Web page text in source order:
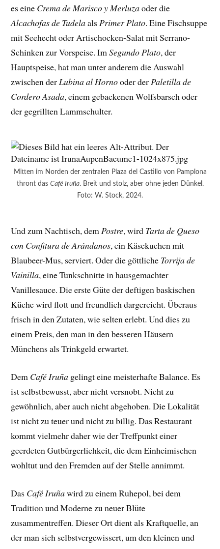
es eine Crema de Marisco y Merluzaoder die
Alcachofas de TudelaalsPrimer Plato. Eine Fischsuppe
mit Seehecht oder Artischocken-Salat mit Serrano-
Schinken zur Vorspeise. ImSegundo Plato, der
Hauptspeise, hat man unter anderem die Auswahl
zwischen derLubina al Hornooder derPaletilla de
Cordero Asada, einem gebackenen Wolfsbarsch oder
der gegrillten Lammschulter.
Mitten im Norden der zentralen Plaza del Castillo von Pamplona
thront das Café Iruña. Breit und stolz, aber ohne jeden Dünkel.
Foto: W. Stock, 2024.
Und zum Nachtisch, demPostre, wird Tarta de Queso
con Confitura de Arándanos, ein Käsekuchen mit
Blaubeer-Mus, serviert. Oder die göttliche Torrija de
Vainilla, eine Tunkschnitte in hausgemachter
Vanillesauce. Die erste Güte der deftigen baskischen
Küche wird flott und freundlich dargereicht. Überaus
frisch in den Zutaten, wie selten erlebt. Und dies zu
einem Preis, den man in den besseren Häusern
Münchens als Trinkgeld erwartet.
Dem Café Iruña gelingt eine meisterhafte Balance. Es
ist selbstbewusst, aber nicht versnobt. Nicht zu
gewöhnlich, aber auch nicht abgehoben. Die Lokalität
ist nicht zu teuer und nicht zu billig. Das Restaurant
kommt vielmehr daher wie der Treffpunkt einer
geerdeten Gutbürgerlichkeit, die dem Einheimischen
wohltut und den Fremden auf der Stelle annimmt.
Das Café Iruñawird zu einem Ruhepol, bei dem
Tradition und Moderne zu neuer Blüte
zusammentreffen. Dieser Ort dient als Kraftquelle, an
der man sich selbstvergewissert, um den kleinen und